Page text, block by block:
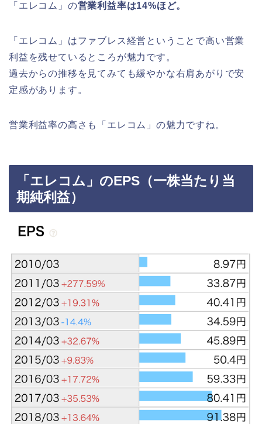
「エレコム」の営業利益率は14%ほど。
「エレコム」はファブレス経営ということで高い営業
利益を残せているところが魅力です。
過去からの推移を見てみても緩やかな右肩あがりで安
定感があります。
営業利益率の高さも「エレコム」の魅力ですね。
「エレコム」のEPS（一株当たり当
期純利益）